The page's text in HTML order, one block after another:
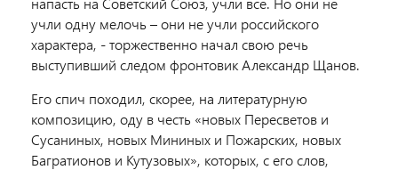
учли одну мелочь – они не учли российского
характера, - торжественно начал свою речь
выступивший следом фронтовик Александр Щанов.
Его спич походил, скорее, на литературную
композицию, оду в честь «новых Пересветов и
Сусаниных, новых Мининых и Пожарских, новых
Багратионов и Кутузовых», которых, с его слов,